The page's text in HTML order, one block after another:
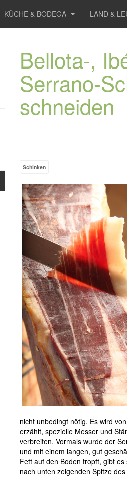
KÜCHE & BODEGA LAND &
Bellota-,
Serrano-
schneiden
Schinken
nicht unbedingt nötig. Es wird
erzählt, spezielle Messer und
verbreiten. Vormals wurde der
und mit einem langen, gut
Fett auf den Boden tropft, gibt
nach unten zeigenden Spitze